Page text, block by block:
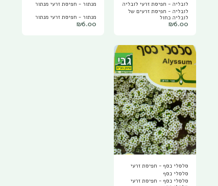
לובליה - חפיסת זרעי לובליה
לובליה - חפיסת זרעים של
לובליה כחול
₪6.00
מנתור - חפיסת זרעי מנתור
מנתור - חפיסת זרעי מנתור
₪6.00
סלסלי כסף - חפיסת זרעי
סלסלי כסף
סלסלי כסף - חפיסת זרעי